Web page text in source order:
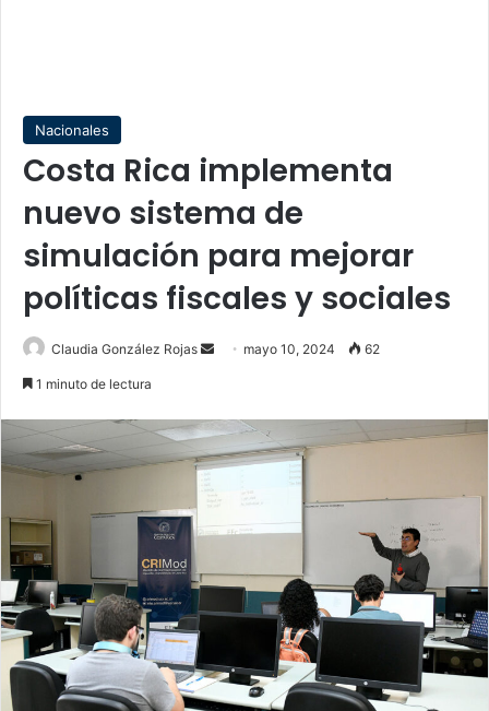
Nacionales
Costa Rica implementa
nuevo sistema de
simulación para mejorar
políticas fiscales y sociales
Claudia González Rojas
Send mayo 10, 2024 62
1 minuto de lectura